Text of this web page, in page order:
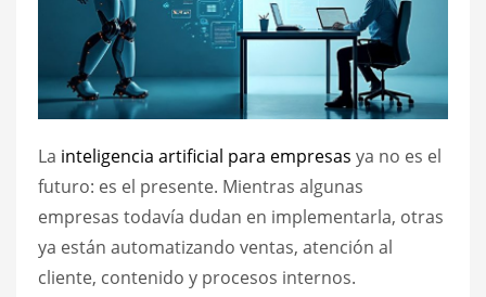
La inteligencia artificial para empresas ya no es el
futuro: es el presente. Mientras algunas
empresas todavía dudan en implementarla, otras
ya están automatizando ventas, atención al
cliente, contenido y procesos internos.